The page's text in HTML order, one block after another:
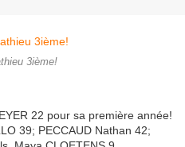
3ième!
22 pour sa première année!
39; PECCAUD Nathan 42;